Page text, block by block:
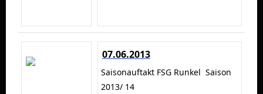
07.06.2013
Saisonauftakt FSG Runkel Saison
2013/ 14